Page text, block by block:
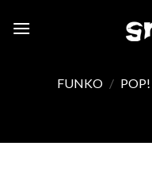
FUNKO / POP!